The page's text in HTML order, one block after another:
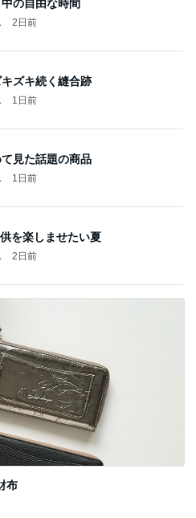
の自由な時間
2日前
ズキ続く縫合跡
1日前
見た話題の商品
1日前
を楽しませたい夏
2日前
布